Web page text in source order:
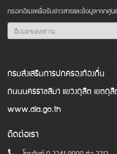
กรอกอีเมลเพื่อรับข่าวสารและข้อมูลจากศู
กรมส่งเสริมการปกครองท้องถิ่น
ถนนนครราชสีมา แขวงดุสิต เขตดุ
www.dla.go.th
ติดต่อเรา